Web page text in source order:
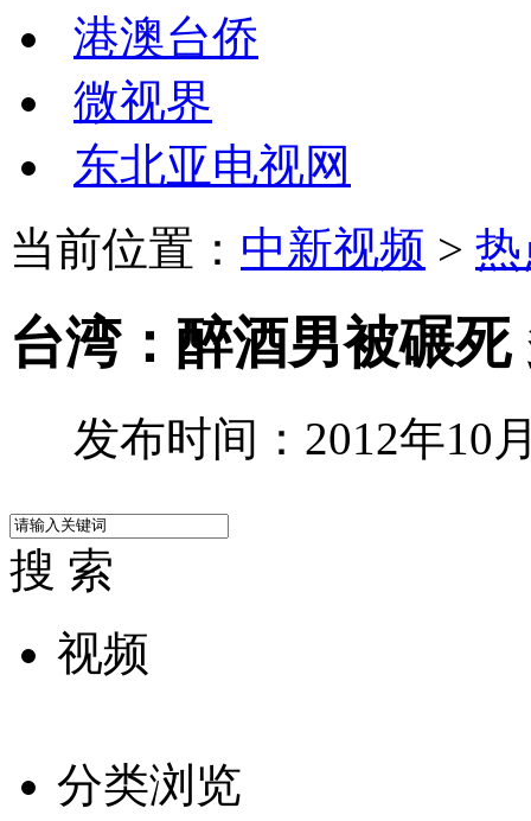
港澳台侨
微视界
东北亚电视网
当前位置： 中新视频 >
台湾：醉酒男被碾
发布时间：2012年10
搜 索
视频
分类浏览